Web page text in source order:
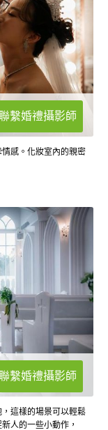
繫婚禮攝影師
感。化妝室內的親密
繫婚禮攝影師
這樣的場景可以輕鬆
人的一些小動作，